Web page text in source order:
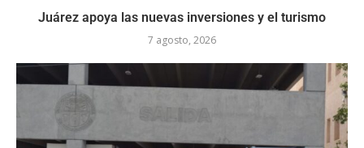
Juárez apoya las nuevas inversiones y el turismo
7 agosto, 2026